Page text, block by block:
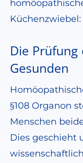
Die
Gesunden
§108 Organon
Menschen
Dies geschieht